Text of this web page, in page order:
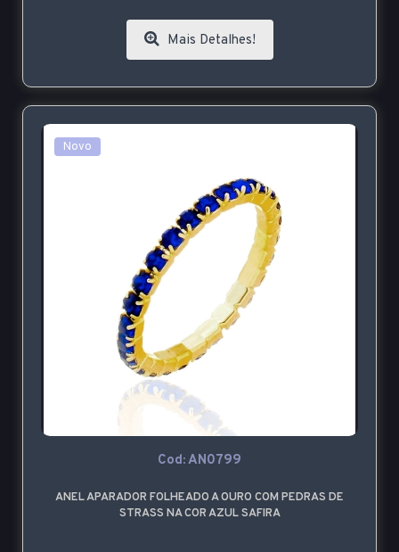
Mais Detalhes!
Novo
Cod: AN0799
ANEL APARADOR FOLHEADO A OURO COM PEDRAS DE
STRASS NA COR AZUL SAFIRA